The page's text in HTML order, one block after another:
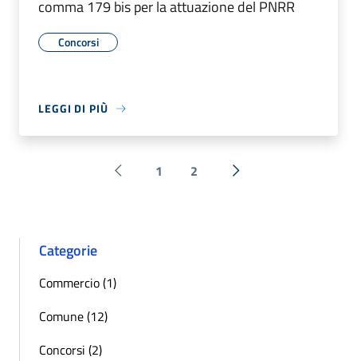
comma 179 bis per la attuazione del PNRR
Concorsi
LEGGI DI PIÙ
Pagina precedente
1 2 Successiva »
Categorie
Commercio (1)
Comune (12)
Concorsi (2)